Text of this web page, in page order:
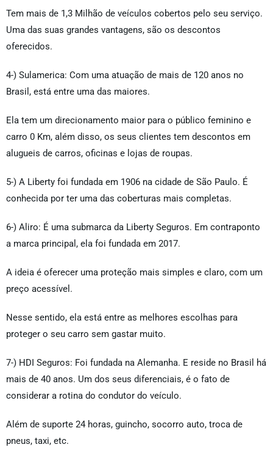
Tem mais de 1,3 Milhão de veículos cobertos pelo seu serviço.
Uma das suas grandes vantagens, são os descontos
oferecidos.
4-) Sulamerica: Com uma atuação de mais de 120 anos no
Brasil, está entre uma das maiores.
Ela tem um direcionamento maior para o público feminino e
carro 0 Km, além disso, os seus clientes tem descontos em
alugueis de carros, oficinas e lojas de roupas.
5-) A Liberty foi fundada em 1906 na cidade de São Paulo. É
conhecida por ter uma das coberturas mais completas.
6-) Aliro: É uma submarca da Liberty Seguros. Em contraponto
a marca principal, ela foi fundada em 2017.
A ideia é oferecer uma proteção mais simples e claro, com um
preço acessível.
Nesse sentido, ela está entre as melhores escolhas para
proteger o seu carro sem gastar muito.
7-) HDI Seguros: Foi fundada na Alemanha. E reside no Brasil há
mais de 40 anos. Um dos seus diferenciais, é o fato de
considerar a rotina do condutor do veículo.
Além de suporte 24 horas, guincho, socorro auto, troca de
pneus, taxi, etc.